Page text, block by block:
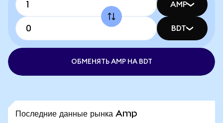
AMP
BDT
ОБМЕНЯТЬ AMP НА BDT
Последние данные рынка Amp